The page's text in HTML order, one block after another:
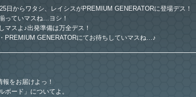
からワタシ、レイシスがPREMIUM GENERATORに登場デス！
っていマスね…ヨシ！
マスよ♪出発準備は万全デス！
をお届けよっ！
ボード」についてよ。